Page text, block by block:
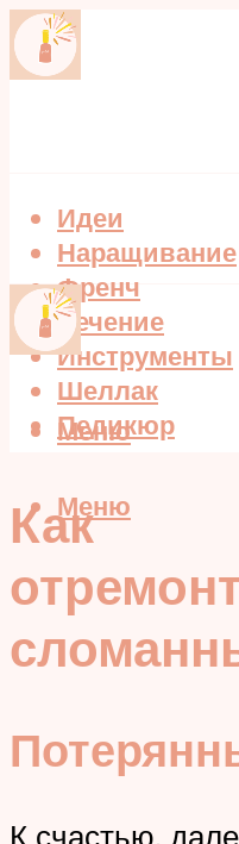
Идеи
Наращивание
Френч
Лечение
Инструменты
Шеллак
Педикюр
Меню
Меню
Как
К счастью,